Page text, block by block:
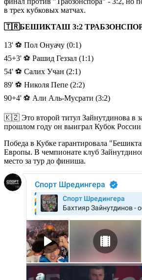
в трех кубковых матчах.
🇹🇷БЕШИКТАШ 3:2
13' ⚽️ Пол Онуачу (0:1)
45+3' ⚽️ Рашид Геззал (1:1)
54' ⚽️ Салих Учан (2:1)
89' ⚽️ Николя Пепе (2:2)
90+4' ⚽️ Али Аль-Мусрати (3:2)
🇰🇿 Это второй титул Зайнутдинова в
прошлом году он выиграл Кубок
Победа в Кубке гарантировала
Европы. В чемпионате клуб
место за тур до финиша.